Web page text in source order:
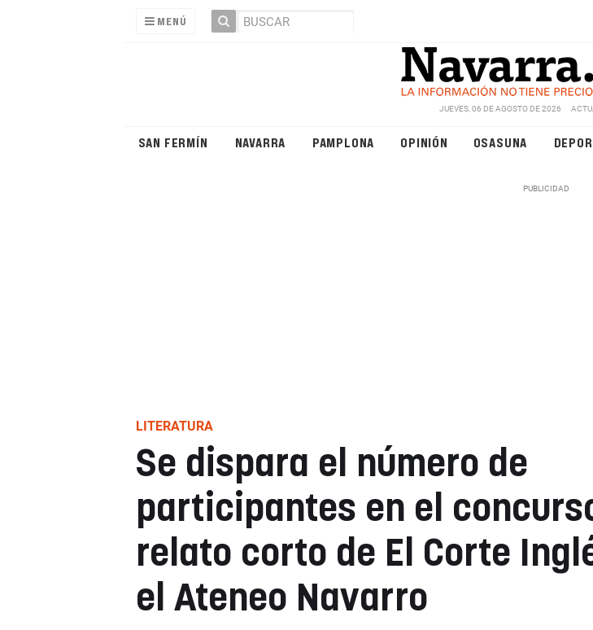
MENÚ
JUEVES, 06 DE AGOSTO DE 2026
SAN FERMÍN NAVARRA PAMPLONA OPINIÓN OSASUNA
LITERATURA
Se dispara el número de
participantes en el
relato corto de El Corte
el Ateneo Navarro